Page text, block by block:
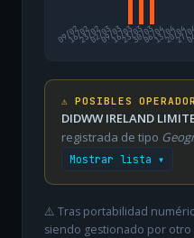
09/02
16/0223/0202/0309/0316/0323/0330/0306/0413/0420/04
27/
⚠️ POSIBLES
DIDWW IRELAND
registrada de tipo
Mostrar lista ▾
⚠️ Tras portabilidad
siendo gestionado por